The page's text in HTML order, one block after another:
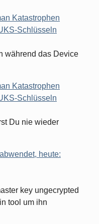
Katastrophen
Schlüsseln
während das Device
Katastrophen
Schlüsseln
Du nie wieder
heute:
key ungecrypted
tool um ihn